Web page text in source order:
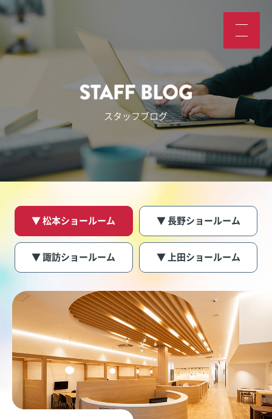
スタッフブログ
▼ 松本ショールーム ▼ 長野ショールーム
▼ 諏訪ショールーム ▼ 上田ショールーム